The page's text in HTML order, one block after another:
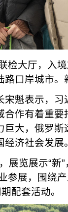
检大厅，入
口岸城市
魁表示，
作有着重要
大，俄罗
济社会发展
览展示“新”
参展，围绕
配套活动。